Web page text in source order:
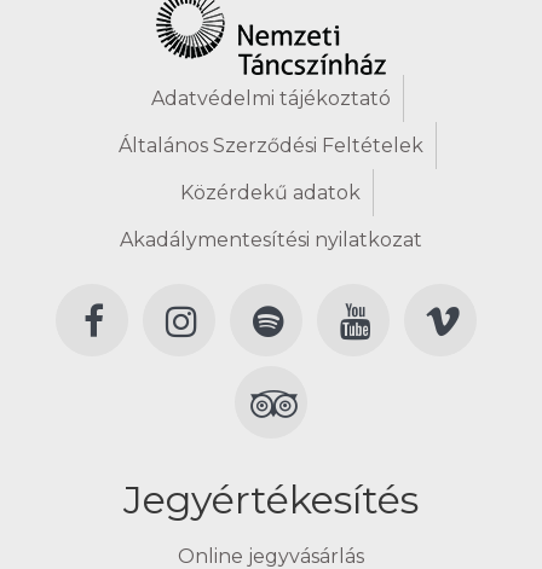
Adatvédelmi tájékoztató
Általános Szerződési Feltételek
Közérdekű adatok
Akadálymentesítési nyilatkozat
Jegyértékesítés
Online jegyvásárlás